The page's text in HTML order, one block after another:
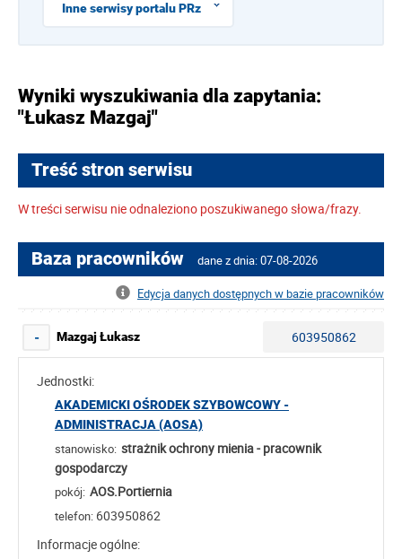
Inne serwisy portalu PRz
Wyniki wyszukiwania dla zapytania:
"Łukasz Mazgaj"
Treść stron serwisu
W treści serwisu nie odnaleziono poszukiwanego słowa/frazy.
Baza pracowników dane z dnia: 07-08-2026
Edycja danych dostępnych w bazie pracowników
- Mazgaj Łukasz 603950862
Jednostki:
AKADEMICKI OŚRODEK SZYBOWCOWY -
ADMINISTRACJA (AOSA)
stanowisko: strażnik ochrony mienia - pracownik
gospodarczy
pokój: AOS.Portiernia
telefon: 603950862
Informacje ogólne: